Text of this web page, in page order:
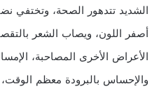
الشديد تتدهور الصحة، وتختفي
أصفر اللون، ويصاب الشعر
الأعراض الأخرى المصاحبة،
والإحساس بالبرودة معظم